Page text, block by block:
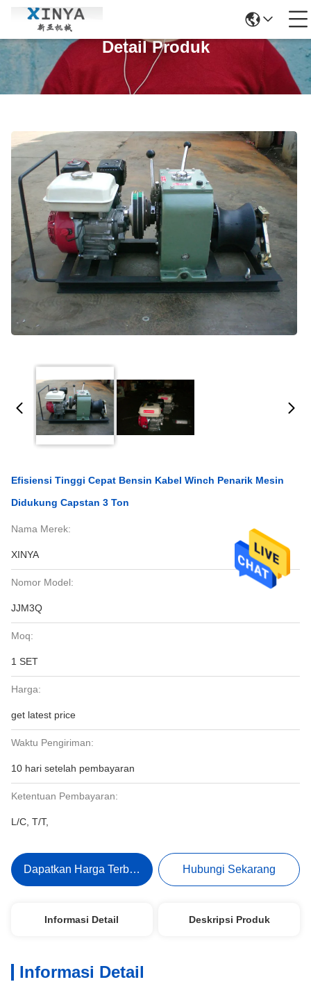
Detail Produk
Efisiensi Tinggi Cepat Bensin Kabel Winch Penarik Mesin
Didukung Capstan 3 Ton
Nama Merek:
XINYA
Nomor Model:
JJM3Q
Moq:
1 SET
Harga:
get latest price
Waktu Pengiriman:
10 hari setelah pembayaran
Ketentuan Pembayaran:
L/C, T/T,
Dapatkan Harga Terbaik Hubungi Sekarang
Informasi Detail Deskripsi Produk
Informasi Detail